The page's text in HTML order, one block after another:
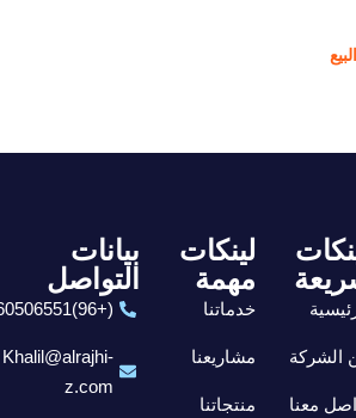
الشركة
معنا
لينكات
مهمة
خدماتنا
مشاريعنا
منتجاتنا
بيانات
التواصل
(+96)6560506551
Khalil@alrajhi-
z.com